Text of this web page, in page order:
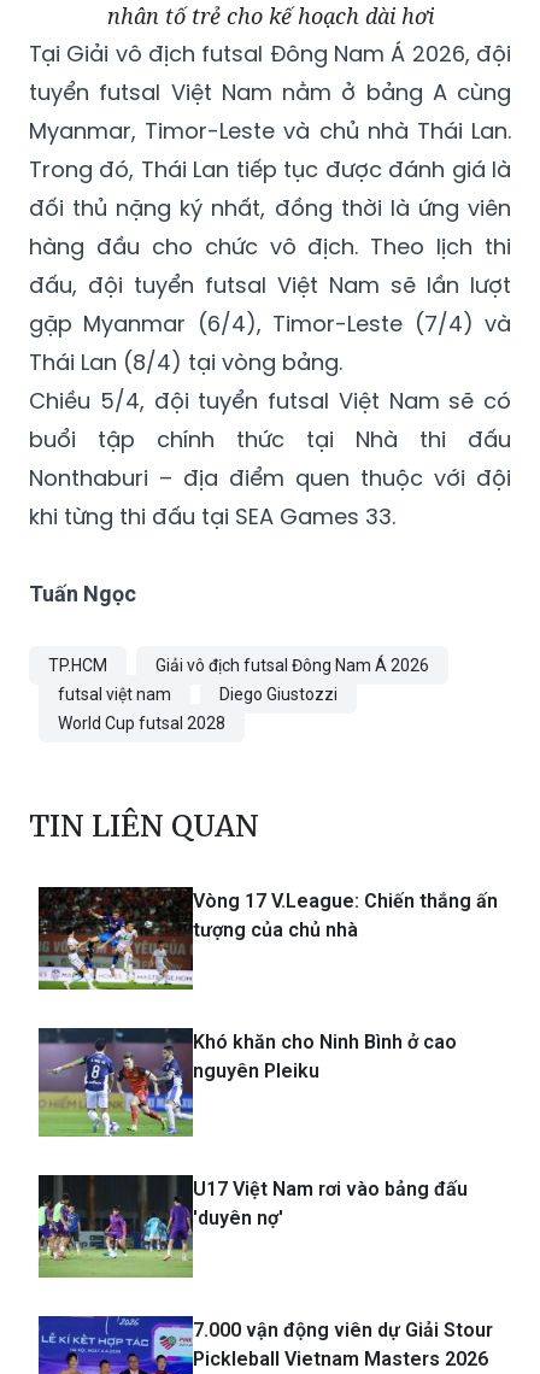
nhân tố trẻ cho kế hoạch dài hơi
Tại Giải vô địch futsal Đông Nam Á 2026, đội
tuyển futsal Việt Nam nằm ở bảng A cùng
Myanmar, Timor-Leste và chủ nhà Thái Lan.
Trong đó, Thái Lan tiếp tục được đánh giá là
đối thủ nặng ký nhất, đồng thời là ứng viên
hàng đầu cho chức vô địch. Theo lịch thi
đấu, đội tuyển futsal Việt Nam sẽ lần lượt
gặp Myanmar (6/4), Timor-Leste (7/4) và
Thái Lan (8/4) tại vòng bảng.
Chiều 5/4, đội tuyển futsal Việt Nam sẽ có
buổi tập chính thức tại Nhà thi đấu
Nonthaburi – địa điểm quen thuộc với đội
khi từng thi đấu tại SEA Games 33.
Tuấn Ngọc
TP.HCM
Giải vô địch futsal Đông Nam Á 2026
futsal việt nam
Diego Giustozzi
World Cup futsal 2028
TIN LIÊN QUAN
Vòng 17 V.League: Chiến thắng ấn
tượng của chủ nhà
Khó khăn cho Ninh Bình ở cao
nguyên Pleiku
U17 Việt Nam rơi vào bảng đấu
'duyên nợ'
7.000 vận động viên dự Giải Stour
Pickleball Vietnam Masters 2026